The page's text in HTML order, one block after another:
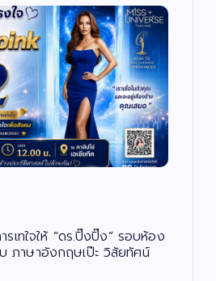
รเทใจให้ “ดร.ปิ๊งปิ๊ง” รอบห้อง
ภาษาอังกฤษเป๊ะ วิสัยทัศน์